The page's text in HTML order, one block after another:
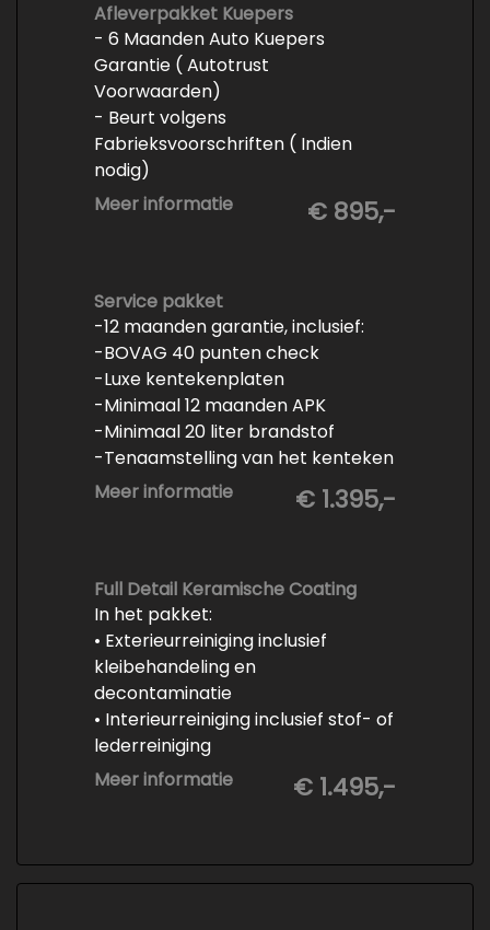
Afleverpakket Kuepers
- 6 Maanden Auto Kuepers
Garantie ( Autotrust
Voorwaarden)
- Beurt volgens
Fabrieksvoorschriften ( Indien
nodig)
- Minimaal 6 maanden APK
- Minimaal 3 mm banden profiel
vrijwaren
- Volledige inspectie
- Poetsen binnen en buiten
Meer informatie € 895,-
Service pakket
-12 maanden garantie, inclusief:
-BOVAG 40 punten check
-Luxe kentekenplaten
-Minimaal 12 maanden APK
-Minimaal 20 liter brandstof
-Tenaamstelling van het kenteken
-Vrijwaren van de inruilauto
polijsten
Meer informatie € 1.395,-
Full Detail Keramische Coating
In het pakket:
• Exterieurreiniging inclusief
kleibehandeling en
decontaminatie
• Interieurreiniging inclusief stof- of
lederreiniging
• 3-staps lakcorrectie
• Keramische Coating (+/- 5 jaar)
Meer informatie € 1.495,-